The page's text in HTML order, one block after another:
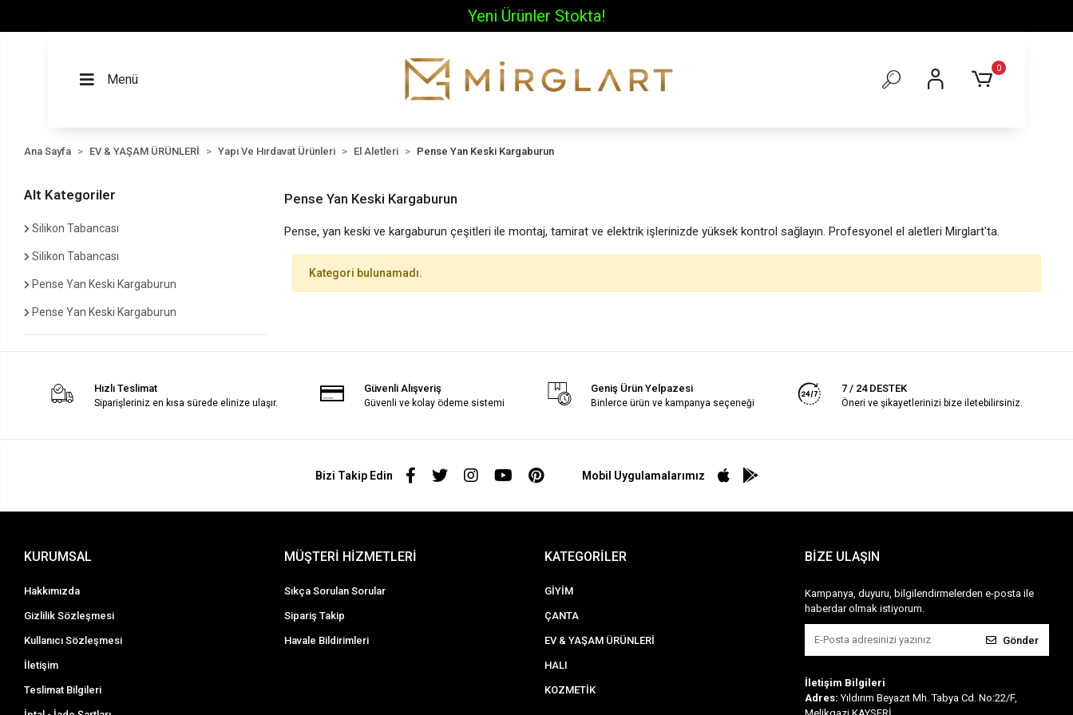
Yeni Ürünler Stokta!
Menü
0
Ana Sayfa EV & YAŞAM ÜRÜNLERİ Yapı Ve Hırdavat Ürünleri El Aletleri Pense Yan Keski Kargaburun
Alt Kategoriler
Silikon Tabancası
Silikon Tabancası
Pense Yan Keski Kargaburun
Pense Yan Keski Kargaburun
Pense Yan Keski Kargaburun
Pense, yan keski ve kargaburun çeşitleri ile montaj, tamirat ve elektrik işlerinizde yüksek kontrol sağlayın. Profesyonel el aletleri Mirglart'ta.
Kategori bulunamadı.
Hızlı Teslimat
Siparişleriniz en kısa sürede elinize ulaşır.
Güvenli Alışveriş
Güvenli ve kolay ödeme sistemi
Geniş Ürün Yelpazesi
Binlerce ürün ve kampanya seçeneği
7 / 24 DESTEK
Öneri ve şikayetlerinizi bize iletebilirsiniz.
Bizi Takip Edin Mobil Uygulamalarımız
KURUMSAL
Hakkımızda
Gizlilik Sözleşmesi
Kullanıcı Sözleşmesi
İletişim
Teslimat Bilgileri
MÜŞTERİ HİZMETLERİ
Sıkça Sorulan Sorular
Sipariş Takip
Havale Bildirimleri
KATEGORİLER
GİYİM
ÇANTA
EV & YAŞAM ÜRÜNLERİ
HALI
KOZMETİK
BİZE ULAŞIN
Kampanya, duyuru, bilgilendirmelerden e-posta ile
haberdar olmak istiyorum.
Gönder
İletişim Bilgileri
Adres: Yıldırım Beyazıt Mh. Tabya Cd. No:22/F,